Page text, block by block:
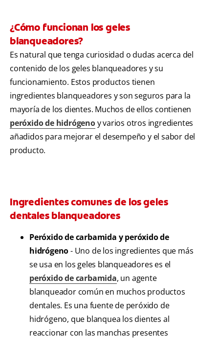
¿Cómo funcionan los geles
blanqueadores?
Es natural que tenga curiosidad o dudas acerca del
contenido de los geles blanqueadores y su
funcionamiento. Estos productos tienen
ingredientes blanqueadores y son seguros para la
mayoría de los dientes. Muchos de ellos contienen
peróxido de hidrógenoy varios otros ingredientes
añadidos para mejorar el desempeño y el sabor del
producto.
Ingredientes comunes de los geles
dentales blanqueadores
Peróxido de carbamida y peróxido de
hidrógeno- Uno de los ingredientes que más
se usa en los geles blanqueadores es el
peróxido de carbamida, un agente
blanqueador común en muchos productos
dentales. Es una fuente de peróxido de
hidrógeno, que blanquea los dientes al
reaccionar con las manchas presentes